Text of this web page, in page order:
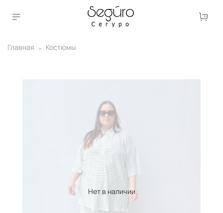
Главная Костюмы
Нет в наличии